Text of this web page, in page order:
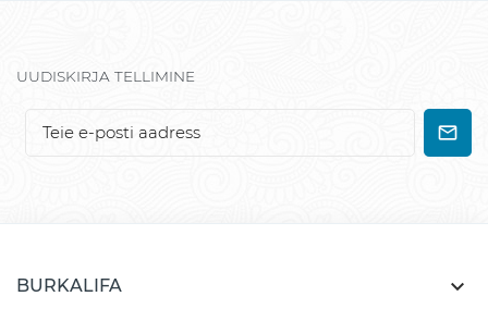
UUDISKIRJA TELLIMINE
BURKALIFA 